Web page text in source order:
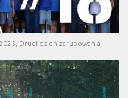
Drugi dzień zgrupowania